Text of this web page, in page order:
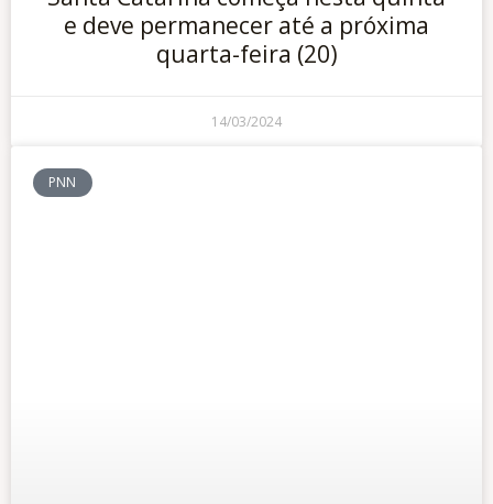
e deve permanecer até a próxima
quarta-feira (20)
14/03/2024
PNN